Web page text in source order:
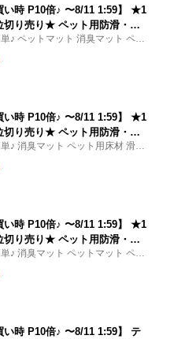
い時 P10倍♪ 〜8/11 1:59】 ★1
切り売り★ ペット用防滑・消
床材 木目柄 防水マット 91cm
ット フローリング メール便は
♪ ペットマット 消臭マット ペッ
滑り止め付き 愛犬・愛猫の足腰の
します。
い時 P10倍♪ 〜8/11 1:59】 ★1
切り売り★ ペット用防滑・消
床材 子犬柄 防水マット 91cm
ット フローリン メール便はご
♪ 消臭マット ペット用床材 滑り
愛犬・愛猫の足腰の負担を軽減し
い時 P10倍♪ 〜8/11 1:59】 ★1
切り売り★ ペット用防滑・消
床材 いぬ＆ねこ柄 防水マット
臭マット メール便はご利用い
♪ 消臭マット ペットマット ペッ
滑り止め付き 愛犬・愛猫の足腰の
します
い時 P10倍♪ 〜8/11 1:59】 テ